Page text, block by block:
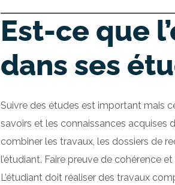
Est-ce que
dans ses
Suivre des études est important mais
savoirs et les connaissances acquises
combiner les travaux, les dossiers de
l’étudiant. Faire preuve de cohérence
L’étudiant doit réaliser des travaux